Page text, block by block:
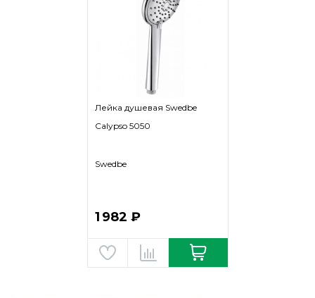
Лейка душевая Swedbe
Calypso 5050
Swedbe
1 982 ₽